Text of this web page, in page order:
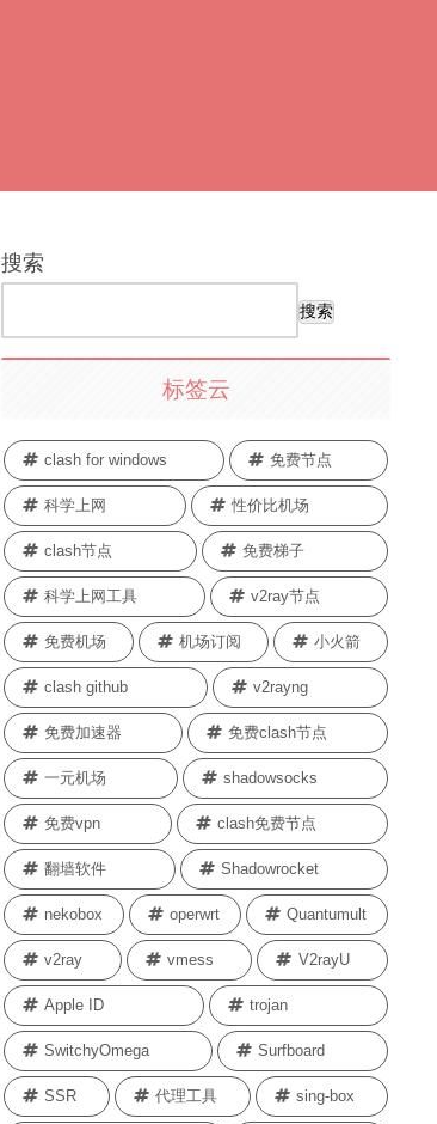
搜索
搜索
标签云
clash for windows 免费节点
科学上网 性价比机场
clash节点 免费梯子
科学上网工具 v2ray节点
免费机场 机场订阅 小火箭
clash github v2rayng
免费加速器 免费clash节点
一元机场 shadowsocks
免费vpn clash免费节点
翻墙软件 Shadowrocket
nekobox operwrt Quantumult
v2ray vmess V2rayU
Apple ID trojan
SwitchyOmega Surfboard
SSR 代理工具 sing-box